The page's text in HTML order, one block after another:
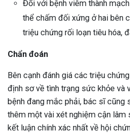
Đối với bệnh viêm thành
thể chấm đối xứng ở hai bên
triệu chứng rối loạn tiêu hóa,
Chẩn đoán
Bên cạnh đánh giá các triệu
định sơ về tình trạng sức khỏe và
bệnh đang mắc phải, bác sĩ cũng
thêm một vài xét nghiệm cận lâm
kết luận chính xác nhất về hội